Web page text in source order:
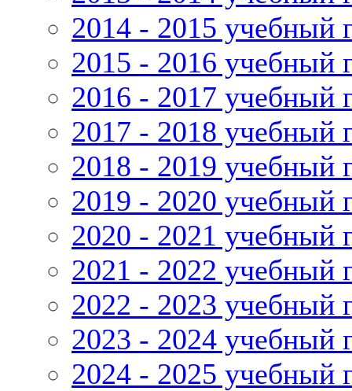
2014 - 2015 учебный
2015 - 2016 учебный
2016 - 2017 учебный
2017 - 2018 учебный
2018 - 2019 учебный
2019 - 2020 учебный
2020 - 2021 учебный
2021 - 2022 учебный
2022 - 2023 учебный
2023 - 2024 учебный
2024 - 2025 учебный